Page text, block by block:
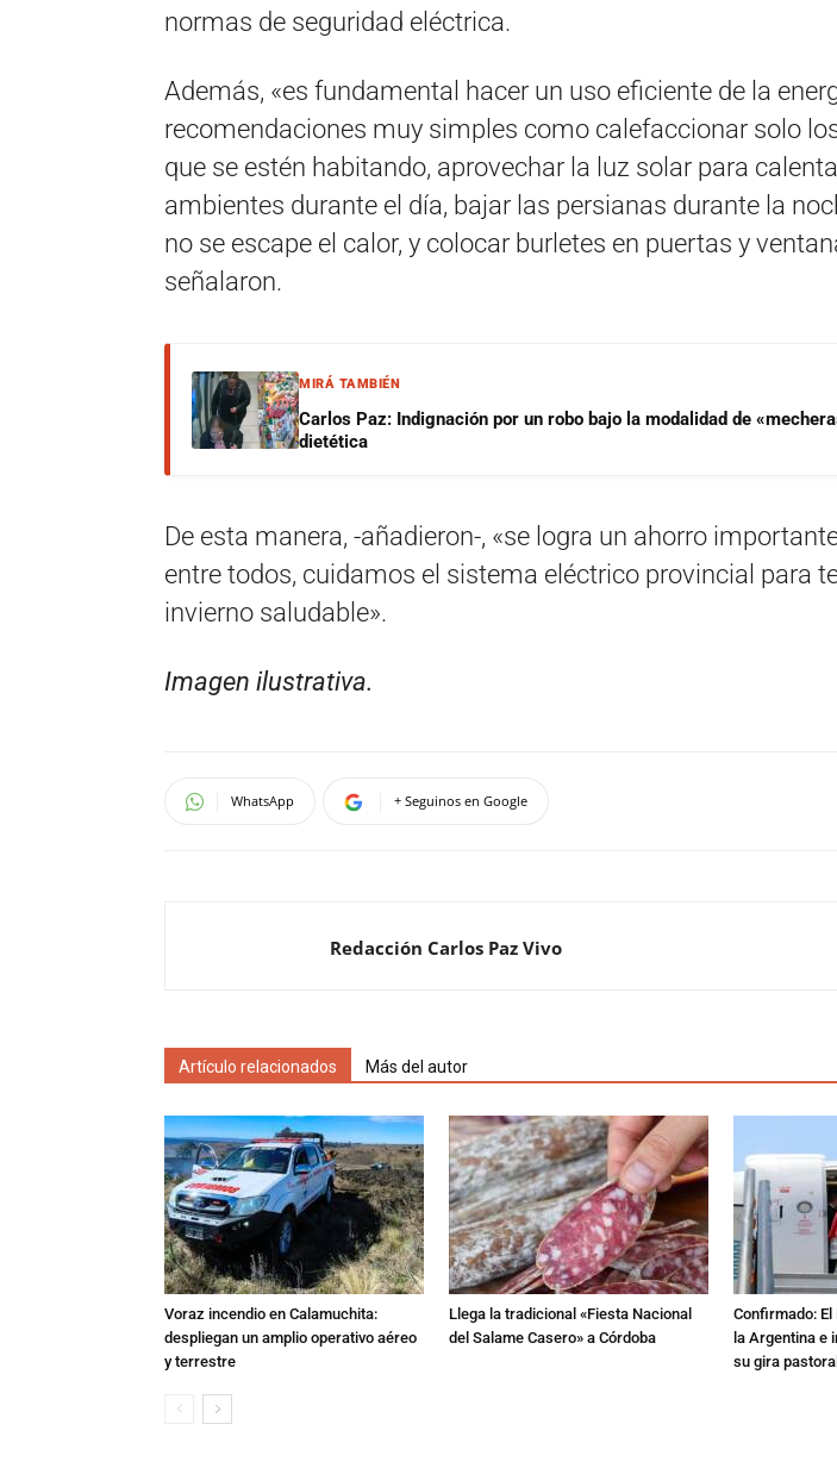
normas de seguridad eléctrica.
Además, «es fundamental hacer un uso eficiente de la
recomendaciones muy simples como calefaccionar solo
que se estén habitando, aprovechar la luz solar para
ambientes durante el día, bajar las persianas durante la
no se escape el calor, y colocar burletes en puertas y
señalaron.
MIRÁ TAMBIÉN
Carlos Paz: Indignación por un robo bajo la modalidad de
dietética
De esta manera, -añadieron-, «se logra un ahorro
entre todos, cuidamos el sistema eléctrico provincial para
invierno saludable».
Imagen ilustrativa.
WhatsApp + Seguinos en Google
Redacción Carlos Paz Vivo
Artículo relacionados Más del autor
Voraz incendio en Calamuchita:
despliegan un amplio operativo aéreo
y terrestre
Llega la tradicional «Fiesta Nacional
del Salame Casero» a Córdoba
Confirmado:
la Argentina e
su gira pastoral